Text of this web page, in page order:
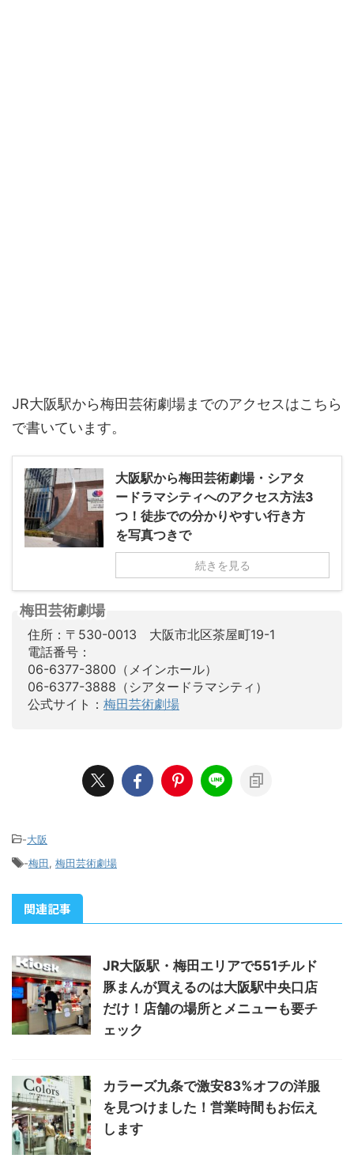
JR大阪駅から梅田芸術劇場までのアクセスはこちら
で書いています。
大阪駅から梅田芸術劇場・シアタ
ードラマシティへのアクセス方法3
つ！徒歩での分かりやすい行き方
を写真つきで
続きを見る
梅田芸術劇場
住所：〒530-0013 大阪市北区茶屋町19-1
電話番号：
06-6377-3800（メインホール）
06-6377-3888（シアタードラマシティ）
公式サイト： 梅田芸術劇場
-大阪
-梅田, 梅田芸術劇場
関連記事
JR大阪駅・梅田エリアで551チルド
豚まんが買えるのは大阪駅中央口店
だけ！店舗の場所とメニューも要チ
ェック
カラーズ九条で激安83%オフの洋服
を見つけました！営業時間もお伝え
します